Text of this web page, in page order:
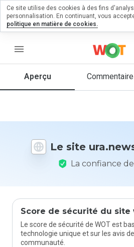
menu
Aperçu
Le site
La confiance
Score de sécurité du site
Le score de sécurité de WOT est
technologie unique et sur les avis
communauté.
un
Quelle
donneriez-
Ce site utilise des cookies à des fins
personnalisation. En continuant, vous
politique en matière de cookies.